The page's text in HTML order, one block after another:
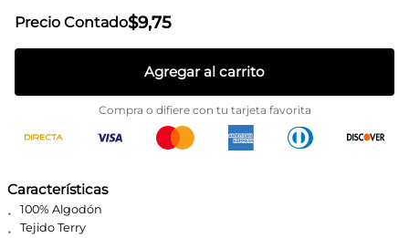
Precio Contado$9,75
Agregar al carrito
Compra o difiere con tu tarjeta favorita
Características
100% Algodón
Tejido Terry